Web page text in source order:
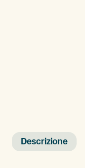
Descrizione